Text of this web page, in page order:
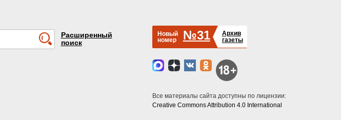
Расширенный
поиск
Новый
номер
№31
Архив
газеты
Все материалы сайта доступны по лицензии:
Creative Commons Attribution 4.0 International